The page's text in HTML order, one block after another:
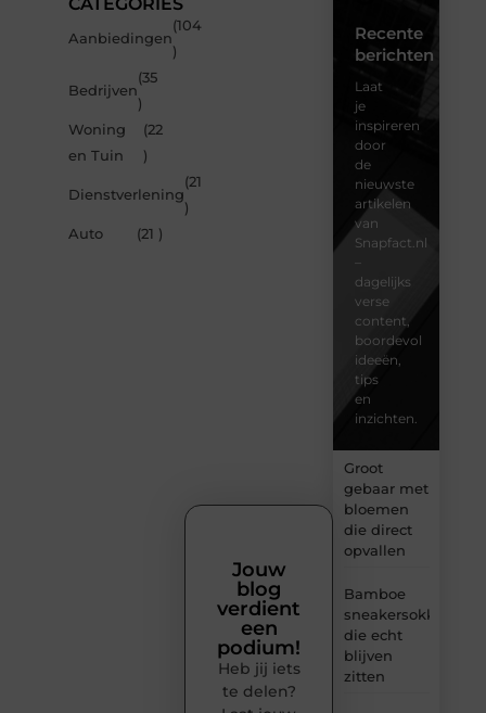
Aanbiedingen
(104
)
Bedrijven
(35
)
Woning
en Tuin
(22
)
Dienstverlening
(21
)
Auto
(21 )
Recente
berichten
Laat
je
inspireren
door
de
nieuwste
artikelen
van
Snapfact.nl
–
dagelijks
verse
content,
boordevol
ideeën,
tips
en
inzichten.
Groot
gebaar met
bloemen
die direct
opvallen
Bamboe
sneakersokken
die echt
blijven
zitten
Jouw
blog
verdient
een
podium!
Heb jij iets
te delen?